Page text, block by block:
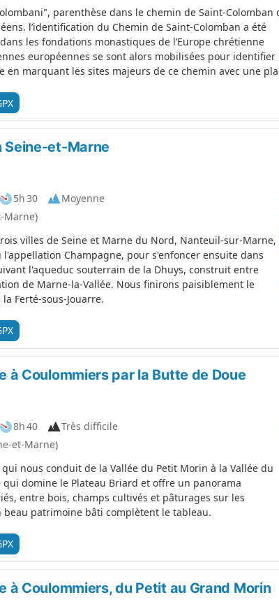
parenthèse dans le chemin de Saint-Colomban
l’identification du Chemin de Saint-Colomban a été
les fondations monastiques de l’Europe chrétienne
européennes se sont alors mobilisées pour identifier
en marquant les sites majeurs de ce chemin avec une
Seine-et-Marne
5h 30
Moyenne
Marne)
villes de Seine et Marne du Nord, Nanteuil-sur-Marne,
Champagne, pour s'enfoncer ensuite dans
l'aqueduc souterrain de la Dhuys, construit entre
de Marne-la-Vallée. Nous finirons paisiblement le
Ferté-sous-Jouarre.
à Coulommiers par la Butte de Doue
8h 40
Très difficile
et-Marne)
nous conduit de la Vallée du Petit Morin à la Vallée du
domine le Plateau Briard et offre un panorama
entre bois, champs cultivés et pâturages sur les
patrimoine bâti complètent le tableau.
à Coulommiers, du Petit au Grand Morin